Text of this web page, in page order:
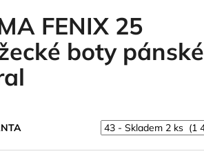
FENIX 25
boty pánské
BĚŽECKÉ TRAILOVÉ